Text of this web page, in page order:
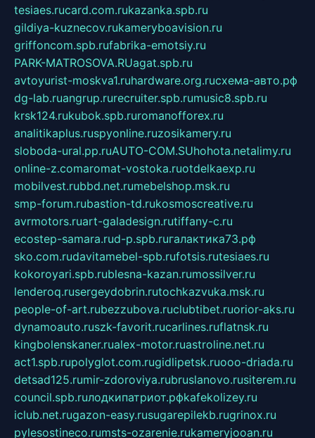
tesiaes.rucard.com.rukazanka.spb.ru
gildiya-kuznecov.rukameryboavision.ru
griffoncom.spb.rufabrika-emotsiy.ru
PARK-MATROSOVA.RUagat.spb.ru
avtoyurist-moskva1.ruhardware.org.ruсхема-авто.рф
dg-lab.ruangrup.rurecruiter.spb.rumusic8.spb.ru
krsk124.rukubok.spb.ruromanofforex.ru
analitikaplus.ruspyonline.ruzosikamery.ru
sloboda-ural.pp.ruAUTO-COM.SUhohota.netalimy.ru
online-z.comaromat-vostoka.ruotdelkaexp.ru
mobilvest.rubbd.net.rumebelshop.msk.ru
smp-forum.rubastion-td.rukosmoscreative.ru
avrmotors.ruart-galadesign.rutiffany-c.ru
ecostep-samara.rud-p.spb.ruгалактика73.рф
sko.com.rudavitamebel-spb.rufotsis.rutesiaes.ru
kokoroyari.spb.rublesna-kazan.rumossilver.ru
lenderoq.rusergeydobrin.rutochkazvuka.msk.ru
people-of-art.rubezzubova.ruclubtibet.ruorior-aks.ru
dynamoauto.ruszk-favorit.rucarlines.ruflatnsk.ru
kingbolenskaner.rualex-motor.ruastroline.net.ru
act1.spb.rupolyglot.com.rugidlipetsk.ruooo-driada.ru
detsad125.rumir-zdoroviya.rubruslanovo.rusiterem.ru
council.spb.ruлодкипатриот.рфkafekolizey.ru
iclub.net.rugazon-easy.rusugarepilekb.rugrinox.ru
pylesostineco.rumsts-ozarenie.rukameryjooan.ru